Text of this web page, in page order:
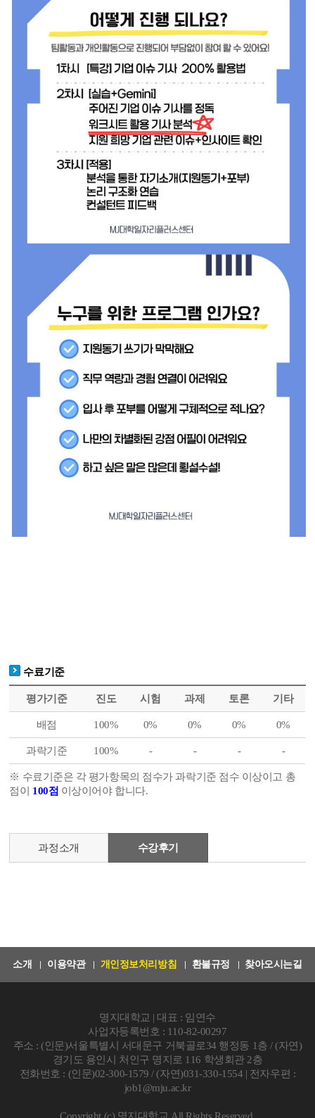
수료기준
평가기준 진도 시험 과제 토론 기타
배점 100% 0% 0% 0% 0%
과락기준 100% - - - -
※ 수료기준은 각 평가항목의 점수가 과락기준 점수 이상이고 총
점이 100점 이상이어야 합니다.
과정소개 수강후기
소개 이용약관 개인정보처리방침 환불규정 찾아오시는길
명지대학교 | 대표 : 임연수
사업자등록번호 : 110-82-00297
주소 : (인문)서울특별시 서대문구 거북골로34 행정동 1층 / (자연)
경기도 용인시 처인구 명지로 116 학생회관 2층
전화번호 : (인문)02-300-1579 / (자연)031-330-1554 | 전자우편 :
job1@mju.ac.kr